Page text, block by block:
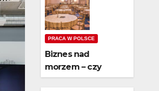
PRACA W POLSCE
Biznes nad
morzem – czy
wynajem domków